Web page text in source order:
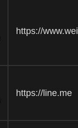
https://
https://line.me